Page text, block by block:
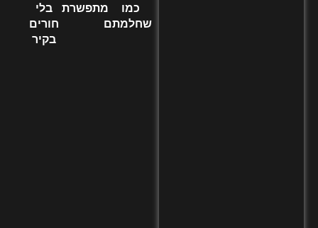
כמו
שחלמתם
מתפשרת
בלי
חורים
בקיר